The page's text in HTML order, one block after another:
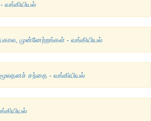
முன்னேற்றங்கள் - வங்கியியல்
சந்தை - வங்கியியல்